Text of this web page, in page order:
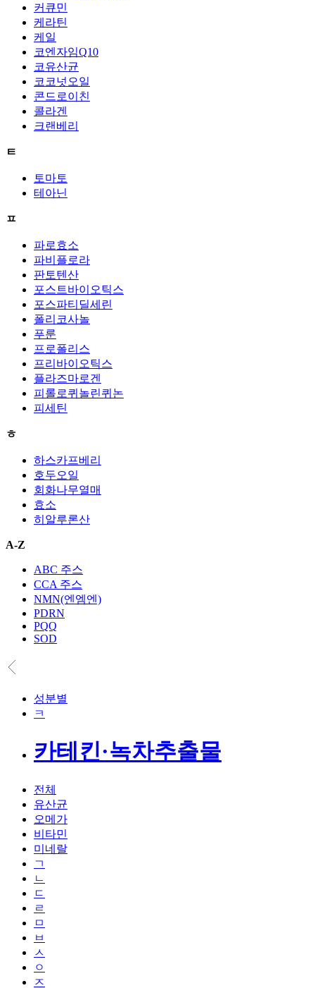
커큐민
케라틴
케일
코엔자임Q10
코유산균
코코넛오일
콘드로이친
콜라겐
크랜베리
ㅌ
토마토
테아닌
ㅍ
파로효소
파비플로라
판토텐산
포스트바이오틱스
포스파티딜세린
폴리코사놀
푸룬
프로폴리스
프리바이오틱스
플라즈마로겐
피롤로퀴놀린퀴논
피세틴
ㅎ
하스카프베리
호두오일
회화나무열매
효소
히알루론산
A-Z
ABC 주스
CCA 주스
NMN(엔엠엔)
PDRN
PQQ
SOD
성분별
ㅋ
카테킨·녹차추출물
전체
유산균
오메가
비타민
미네랄
ㄱ
ㄴ
ㄷ
ㄹ
ㅁ
ㅂ
ㅅ
ㅇ
ㅈ